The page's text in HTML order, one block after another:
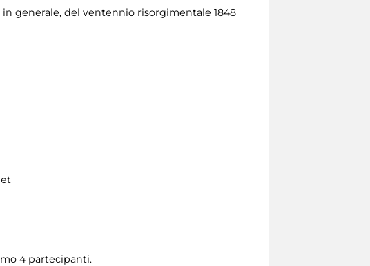
generale, del ventennio risorgimentale 1848
4 partecipanti.